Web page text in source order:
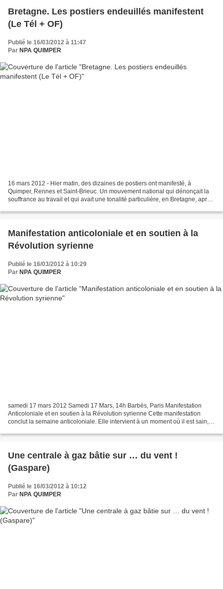
Bretagne. Les postiers endeuillés manifestent
(Le Tél + OF)
Publié le 16/03/2012 à 11:47
Par NPA QUIMPER
16 mars 2012 - Hier matin, des dizaines de postiers ont manifesté, à
Quimper, Rennes et Saint-Brieuc. Un mouvement national qui dénonçait la
souffrance au travail et qui avait une tonalité particulière, en Bretagne, après
Manifestation anticoloniale et en soutien à la
Révolution syrienne
Publié le 16/03/2012 à 10:29
Par NPA QUIMPER
samedi 17 mars 2012 Samedi 17 Mars, 14h Barbès, Paris Manifestation
Anticoloniale et en soutien à la Révolution syrienne Cette manifestation
conclut la semaine anticoloniale. Elle intervient à un moment où il est sain,
Une centrale à gaz bâtie sur … du vent !
(Gaspare)
Publié le 16/03/2012 à 10:12
Par NPA QUIMPER